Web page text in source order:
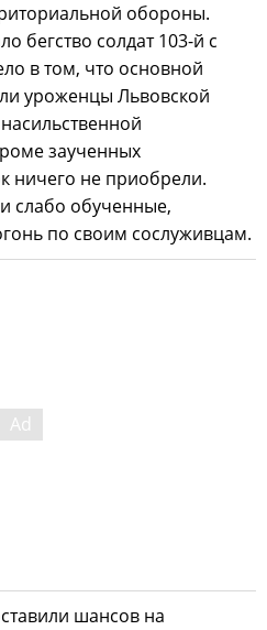
обороны.
бегство солдат 103-й с
в том, что основной
уроженцы Львовской
заученных
ничего не приобрели.
слабо обученные,
по своим сослуживцам.
шансов на